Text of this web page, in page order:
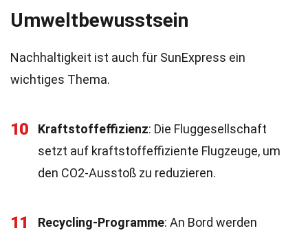
Umweltbewusstsein
Nachhaltigkeit ist auch für SunExpress ein
wichtiges Thema.
10 Kraftstoffeffizienz: Die Fluggesellschaft
setzt auf kraftstoffeffiziente Flugzeuge, um
den CO2-Ausstoß zu reduzieren.
11 Recycling-Programme: An Bord werden